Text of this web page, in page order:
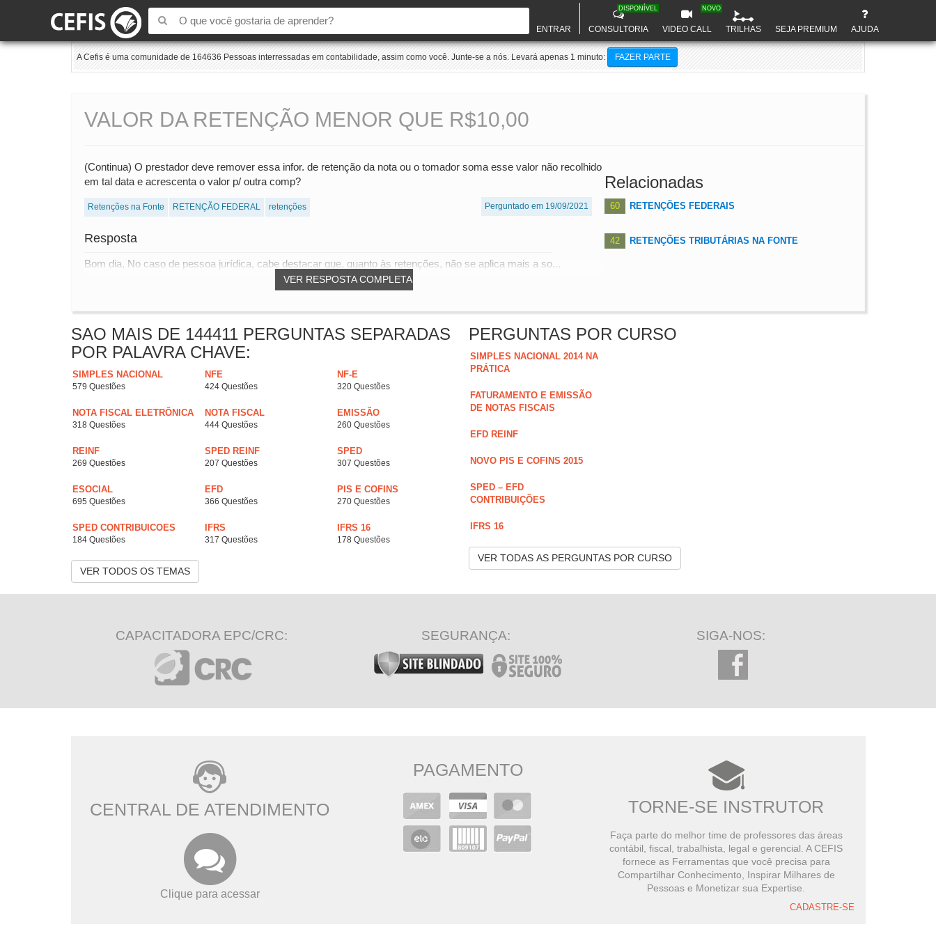
ENTRAR CONSULTORIA
DISPONÍVEL
VIDEO CALL
NOVO
TRILHAS SEJA PREMIUM AJUDA
A Cefis é uma comunidade de 164636 Pessoas interressadas em contabilidade, assim como você. Junte-se a nós. Levará apenas 1 minuto: FAZER PARTE
VALOR DA RETENÇÃO MENOR QUE R$10,00
(Continua) O prestador deve remover essa infor. de retenção da nota ou o tomador soma esse valor não recolhido
em tal data e acrescenta o valor p/ outra comp?
Retenções na Fonte RETENÇÃO FEDERAL retenções Perguntado em 19/09/2021
Resposta
VER RESPOSTA COMPLETA
Bom dia, No caso de pessoa jurídica, cabe destacar que, quanto às retenções, não se aplica mais a so...
Relacionadas
60 RETENÇÕES FEDERAIS
42 RETENÇÕES TRIBUTÁRIAS NA FONTE
SAO MAIS DE 144411 PERGUNTAS SEPARADAS
POR PALAVRA CHAVE:
SIMPLES NACIONAL
579 Questões
NFE
424 Questões
NF-E
320 Questões
NOTA FISCAL ELETRÔNICA
318 Questões
NOTA FISCAL
444 Questões
EMISSÃO
260 Questões
REINF
269 Questões
SPED REINF
207 Questões
SPED
307 Questões
ESOCIAL
695 Questões
EFD
366 Questões
PIS E COFINS
270 Questões
SPED CONTRIBUICOES
184 Questões
IFRS
317 Questões
IFRS 16
178 Questões
VER TODOS OS TEMAS
PERGUNTAS POR CURSO
SIMPLES NACIONAL 2014 NA
PRÁTICA
FATURAMENTO E EMISSÃO
DE NOTAS FISCAIS
EFD REINF
NOVO PIS E COFINS 2015
SPED – EFD
CONTRIBUIÇÕES
IFRS 16
VER TODAS AS PERGUNTAS POR CURSO
CAPACITADORA EPC/CRC: SEGURANÇA: SIGA-NOS:
CENTRAL DE ATENDIMENTO
Clique para acessar
PAGAMENTO
TORNE-SE INSTRUTOR
Faça parte do melhor time de professores das áreas
contábil, fiscal, trabalhista, legal e gerencial. A CEFIS
fornece as Ferramentas que você precisa para
Compartilhar Conhecimento, Inspirar Milhares de
Pessoas e Monetizar sua Expertise.
CADASTRE-SE